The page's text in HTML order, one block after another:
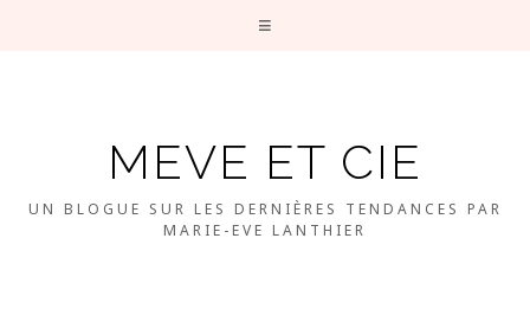
MEVE ET CIE
UN BLOGUE SUR LES DERNIÈRES TENDANCES PAR
MARIE-EVE LANTHIER